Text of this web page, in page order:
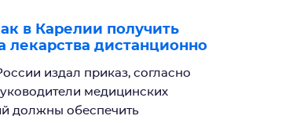
в Карелии получить
лекарства дистанционно
издал приказ, согласно
медицинских
должны обеспечить